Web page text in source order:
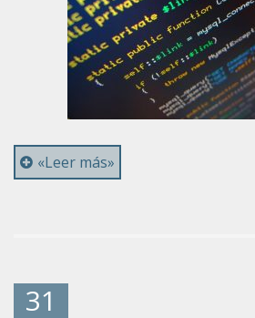
«Leer más»
31